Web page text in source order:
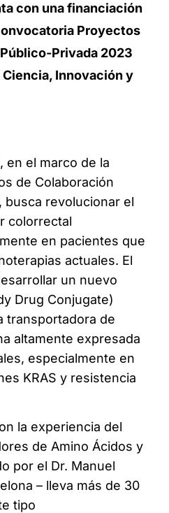
con una financiación
Proyectos
Privada 2023
Innovación y
en el marco de la
de Colaboración
busca revolucionar el
colorrectal
en pacientes que
actuales. El
un nuevo
Drug Conjugate)
transportadora de
altamente expresada
especialmente en
KRAS y resistencia
la experiencia del
de Amino Ácidos y
por el Dr. Manuel
– lleva más de 30
tipo